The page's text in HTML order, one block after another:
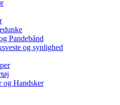
Pandebånd
og synlighed
og Handsker